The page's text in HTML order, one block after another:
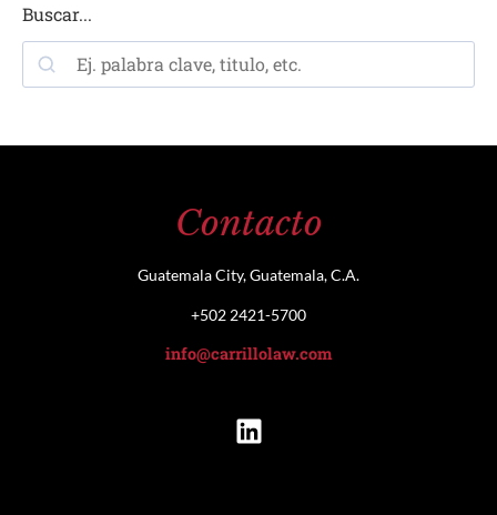
Buscar...
Contacto
Guatemala City, Guatemala, C.A.
+502 2421-5700
info@carrillolaw.com